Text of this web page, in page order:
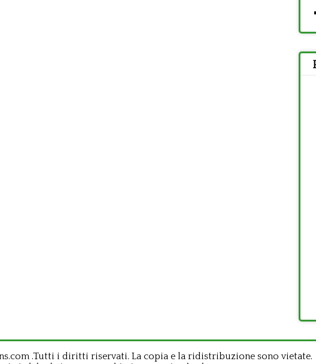
.Tutti i diritti riservati. La copia e la ridistribuzione sono vietate.